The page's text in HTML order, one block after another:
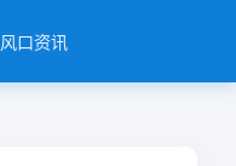
风口资讯